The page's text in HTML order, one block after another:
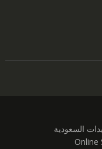
السعودية
Online